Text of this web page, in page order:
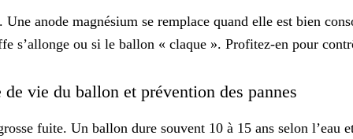
anode magnésium se remplace quand elle est bien
s’allonge ou si le ballon « claque ». Profitez-en pour
vie du ballon et prévention des pannes
fuite. Un ballon dure souvent 10 à 15 ans selon l’eau